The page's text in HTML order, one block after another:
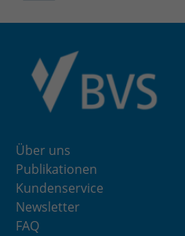
Über uns
Publikationen
Kundenservice
Newsletter
FAQ